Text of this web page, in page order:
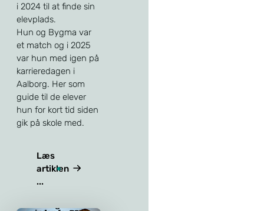
i 2024 til at finde sin
elevplads.
Hun og Bygma var
et match og i 2025
var hun med igen på
karrieredagen i
Aalborg. Her som
guide til de elever
hun for kort tid siden
gik på skole med.
Læs
artiklen
...